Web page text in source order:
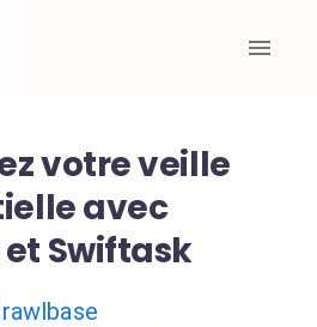
votre veille
avec
Swiftask